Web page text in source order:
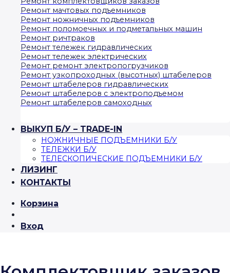
Ремонт мачтовых подъемников
Ремонт ножничных подъемников
Ремонт поломоечных и подметальных машин
Ремонт ричтраков
Ремонт тележек гидравлических
Ремонт тележек электрических
Ремонт ремонт электропогрузчиков
Ремонт узкопроходных (высотных) штабелеров
Ремонт штабелеров гидравлических
Ремонт штабелеров с электроподъемом
Ремонт штабелеров самоходных
ВЫКУП Б/У – TRADE-IN
НОЖНИЧНЫЕ ПОДЪЕМНИКИ Б/У
ТЕЛЕЖКИ Б/У
ТЕЛЕСКОПИЧЕСКИЕ ПОДЪЕМНИКИ Б/У
ЛИЗИНГ
КОНТАКТЫ
Корзина
Вход